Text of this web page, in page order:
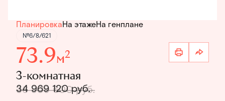
ПланировкаНа этажеНа генплане
№6/8/621
73.9м2
3-комнатная
36 809 600 руб.
34 969 120 руб.